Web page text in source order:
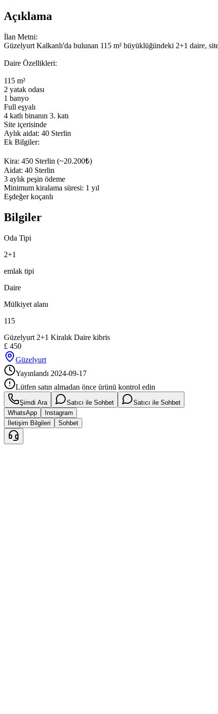
Açıklama
İlan Metni:
Güzelyurt Kalkanlı'da bulunan 115 m² büyüklüğündeki 2+1 daire,
Daire Özellikleri:
115 m²
2 yatak odası
1 banyo
Full eşyalı
4 katlı binanın 3. katı
Site içerisinde
Aylık aidat: 40 Sterlin
Ek Bilgiler:
Kira: 450 Sterlin (~20.200₺)
Aidat: 40 Sterlin
3 aylık peşin ödeme
Minimum kiralama süresi: 1 yıl
Eşdeğer koçanlı
Bilgiler
Oda Tipi
2+1
emlak tipi
Daire
Mülkiyet alanı
115
Güzelyurt 2+1 Kiralık Daire kibris
£ 450
Güzelyurt
Yayınlandı 2024-09-17
Lütfen satın almadan önce ürünü kontrol edin
Şimdi Ara Satıcı ile Sohbet
Satıcı ile Sohbet
WhatsApp
Instagram
İletişim Bilgileri
Sohbet